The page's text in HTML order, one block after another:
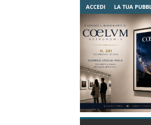
ACCEDI LA TUA